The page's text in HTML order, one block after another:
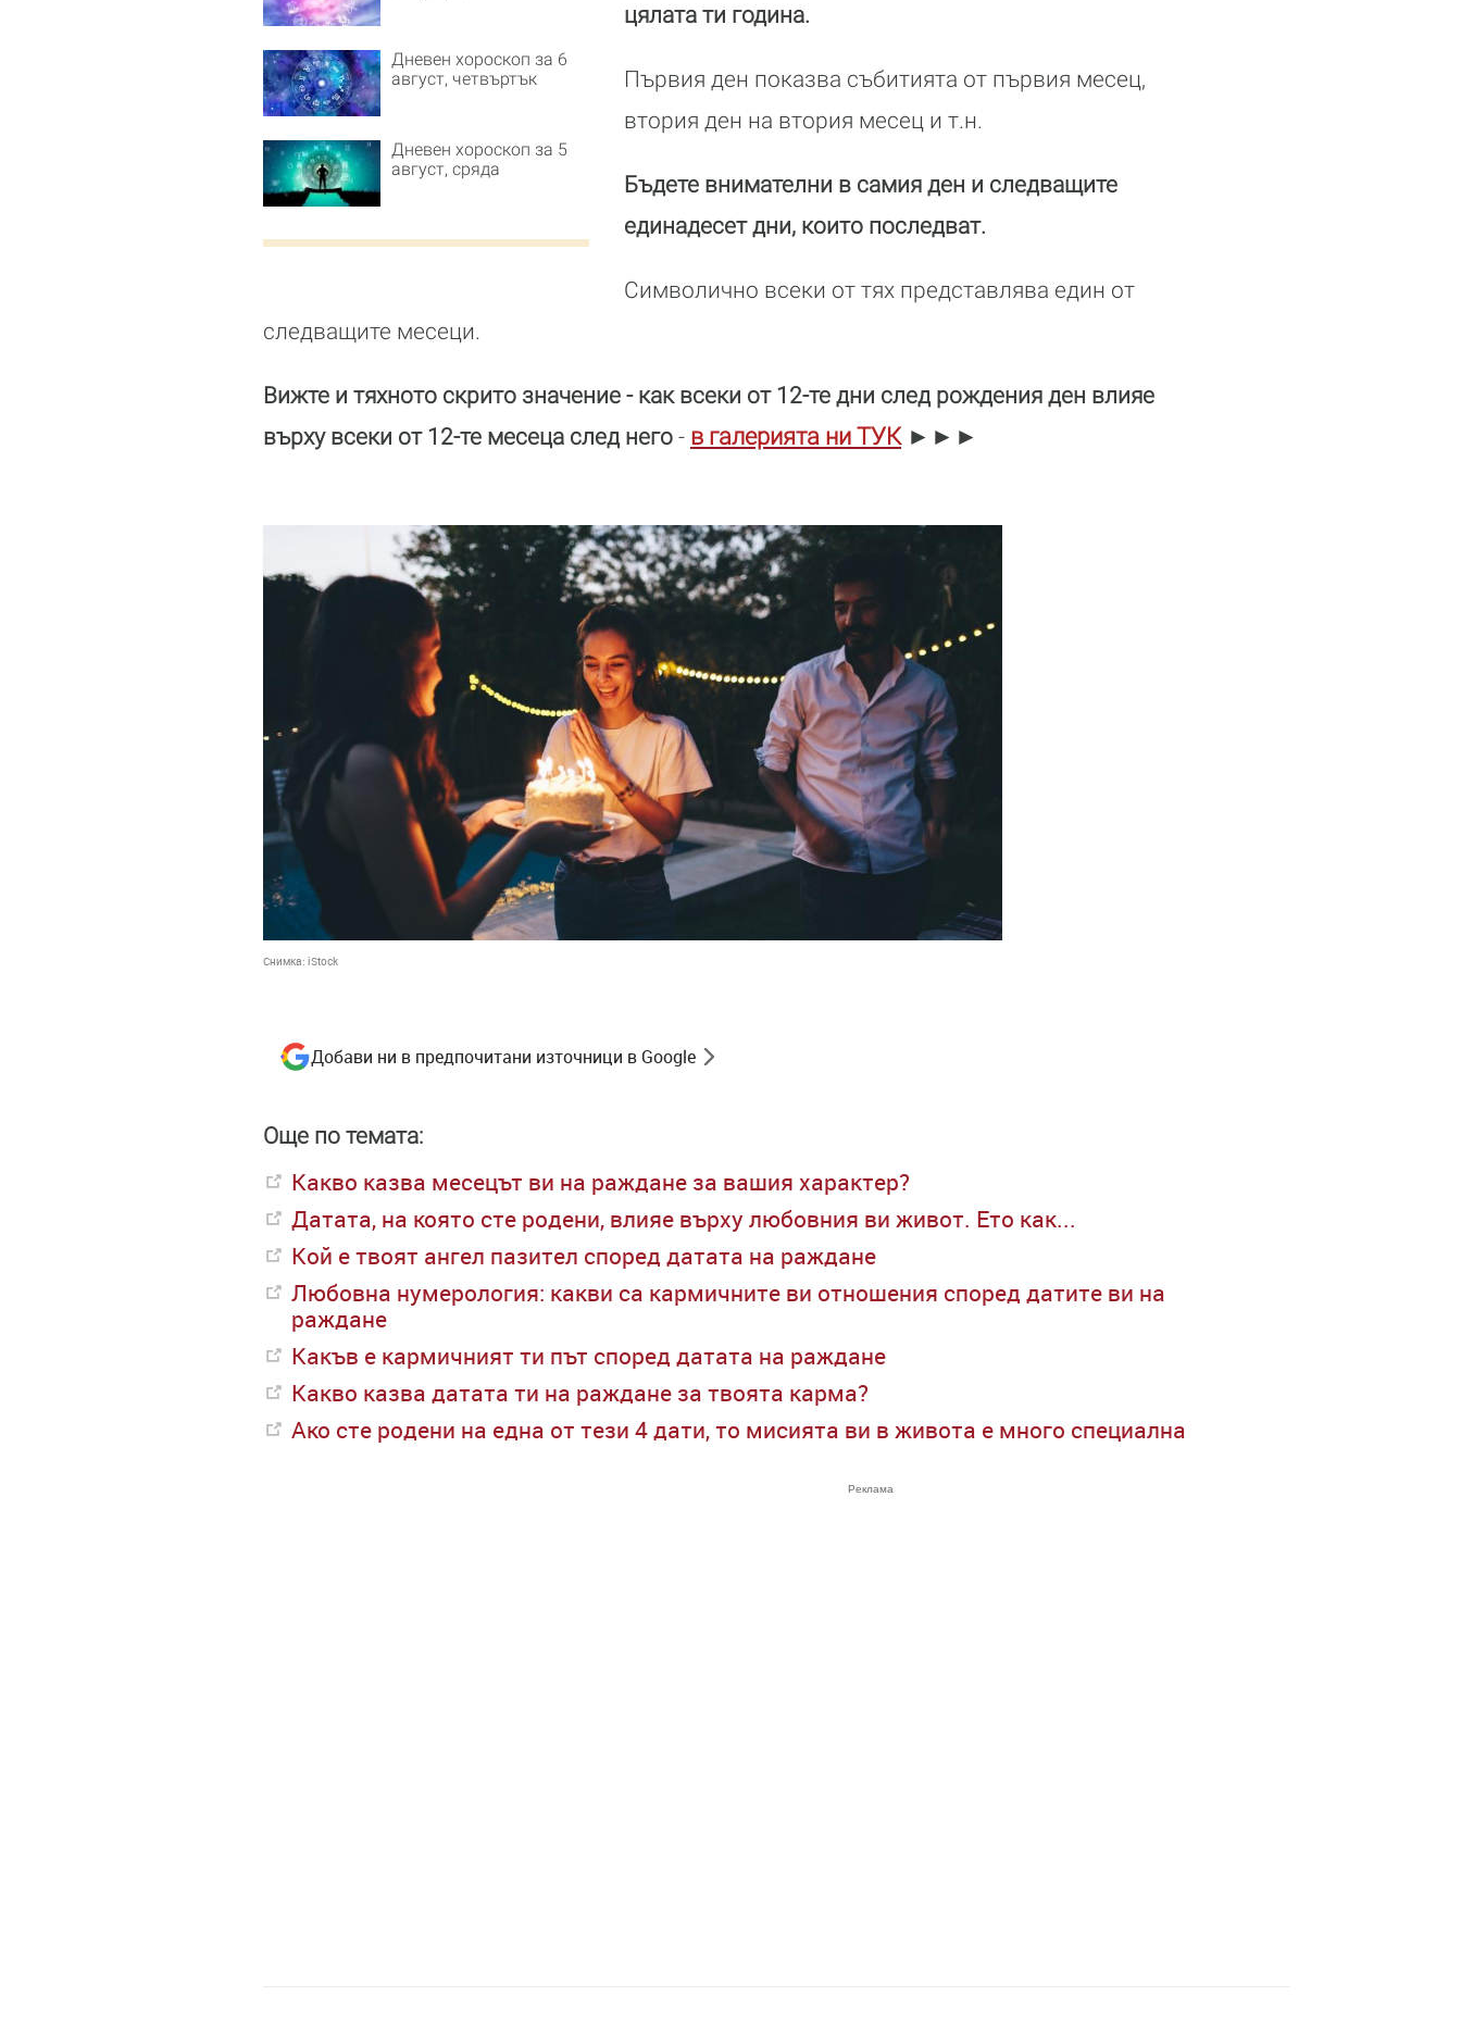
Дневен хороскоп за 6
август, четвъртък
Дневен хороскоп за 5
август, сряда
цялата ти година.
Първия ден показва събитията от първия месец,
втория ден на втория месец и т.н.
Бъдете внимателни в самия ден и следващите
единадесет дни, които последват.
Символично всеки от тях представлява един от
следващите месеци.
Вижте и тяхното скрито значение - как всеки от 12-те дни след рождения ден влияе
върху всеки от 12-те месеца след него - в галерията ни ТУК ►►►
Снимка: iStock
Добави ни в предпочитани източници в Google
Още по темата:
Какво казва месецът ви на раждане за вашия характер?
Датата, на която сте родени, влияе върху любовния ви живот. Ето как...
Кой е твоят ангел пазител според датата на раждане
Любовна нумерология: какви са кармичните ви отношения според датите ви на
раждане
Какъв е кармичният ти път според датата на раждане
Какво казва датата ти на раждане за твоята карма?
Ако сте родени на една от тези 4 дати, то мисията ви в живота е много специална